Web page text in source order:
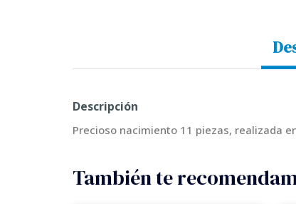
Descripción
Precioso nacimiento 11 piezas, realizada
También te